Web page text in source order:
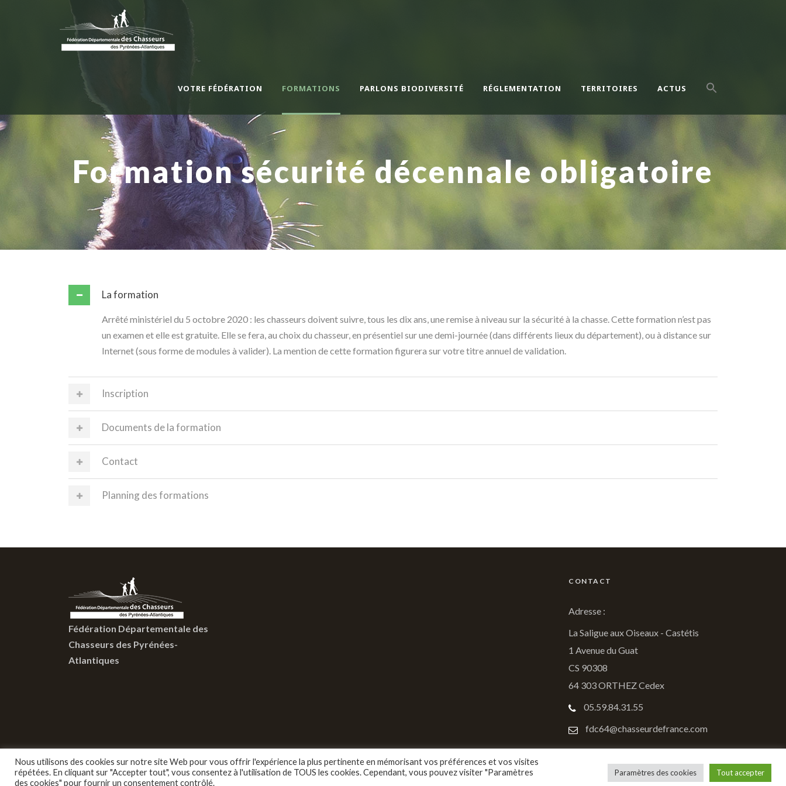
VOTRE FÉDÉRATION FORMATIONS PARLONS BIODIVERSITÉ RÉGLEMENTATION TERRITOIRES ACTUS
Formation sécurité décennale obligatoire
La formation
Arrêté ministériel du 5 octobre 2020 : les chasseurs doivent suivre, tous les dix ans, une remise à niveau sur la sécurité à la chasse. Cette formation n’est pas
un examen et elle est gratuite. Elle se fera, au choix du chasseur, en présentiel sur une demi-journée (dans différents lieux du département), ou à distance sur
Internet (sous forme de modules à valider). La mention de cette formation figurera sur votre titre annuel de validation.
Inscription
Documents de la formation
Contact
Planning des formations
Fédération Départementale des
Chasseurs des Pyrénées-
Atlantiques
CONTACT
Adresse :
La Saligue aux Oiseaux - Castétis
1 Avenue du Guat
CS 90308
64 303 ORTHEZ Cedex
05.59.84.31.55
fdc64@chasseurdefrance.com
Copyright 2022 Zk.digital, tous droits réservés - -Politique de confidentialité
Nous utilisons des cookies sur notre site Web pour vous offrir l'expérience la plus pertinente en mémorisant vos préférences et vos visites
répétées. En cliquant sur "Accepter tout", vous consentez à l'utilisation de TOUS les cookies. Cependant, vous pouvez visiter "Paramètres
des cookies" pour fournir un consentement contrôlé.
Paramètres des cookies Tout accepter